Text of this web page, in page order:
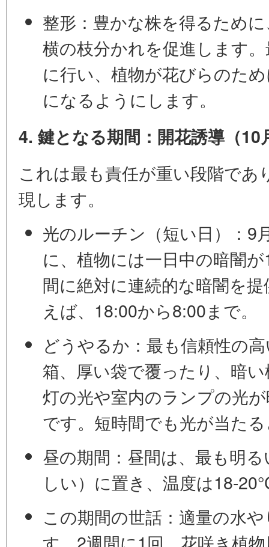
整形： 豊かな株を得るため
横の枝分かれを促進します
に行い、植物が花びらのた
になるようにします。
4. 鍵となる期間：開花誘導（
これは最も責任が重い段階で
現します。
光のルーチン（短い日）： 9
に、植物には一日中の暗闇
間に絶対に連続的な暗闇を
えば、18:00から8:00まで。
どうやるか： 最も信頼性の
箱、厚い袋で覆ったり、暗
灯の光や室内のランプの光
です。短時間でも光が当た
昼の期間： 昼間は、最も明
しい）に置き、温度は18-
この期間の世話： 適量の水
す。2週間に1回、花咲き植